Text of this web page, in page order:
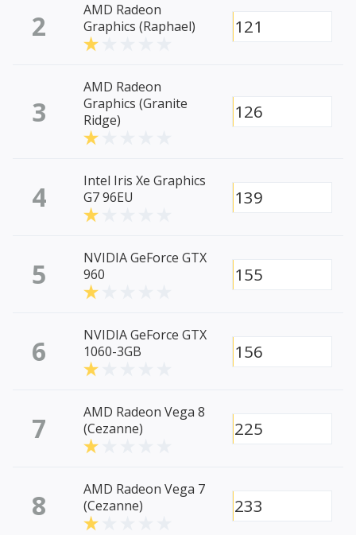
2
AMD Radeon
Graphics (Raphael)
121
3
AMD Radeon
Graphics (Granite
Ridge)
126
4
Intel Iris Xe Graphics
G7 96EU
139
5
NVIDIA GeForce GTX
960
155
6
NVIDIA GeForce GTX
1060-3GB
156
7
AMD Radeon Vega 8
(Cezanne)
225
8
AMD Radeon Vega 7
(Cezanne)
233